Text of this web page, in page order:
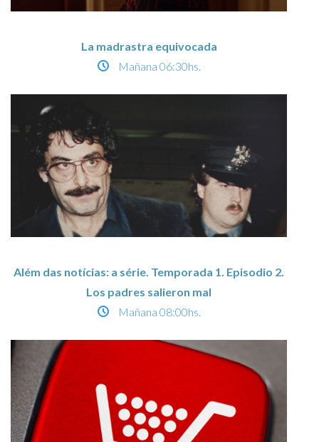
La madrastra equivocada
Mañana 06:30hs.
Além das notícias: a série. Temporada 1. Episodio 2.
Los padres salieron mal
Mañana 08:00hs.